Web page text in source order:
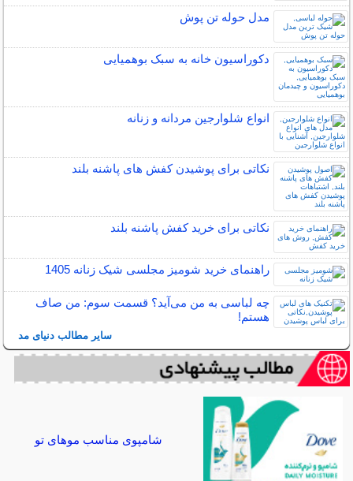
مدل حوله تن پوش
دکوراسیون خانه به سبک بوهمیایی
انواع شلوارجین مردانه و زنانه
نکاتی برای پوشیدن کفش های پاشنه بلند
نکاتی برای خرید کفش پاشنه بلند
راهنمای خرید شومیز مجلسی شیک زنانه 1405
چه لباسی به من می‌آید؟ قسمت سوم: من صاف
هستم!
سایر مطالب دنیای مد
شامپوی مناسب موهای تو